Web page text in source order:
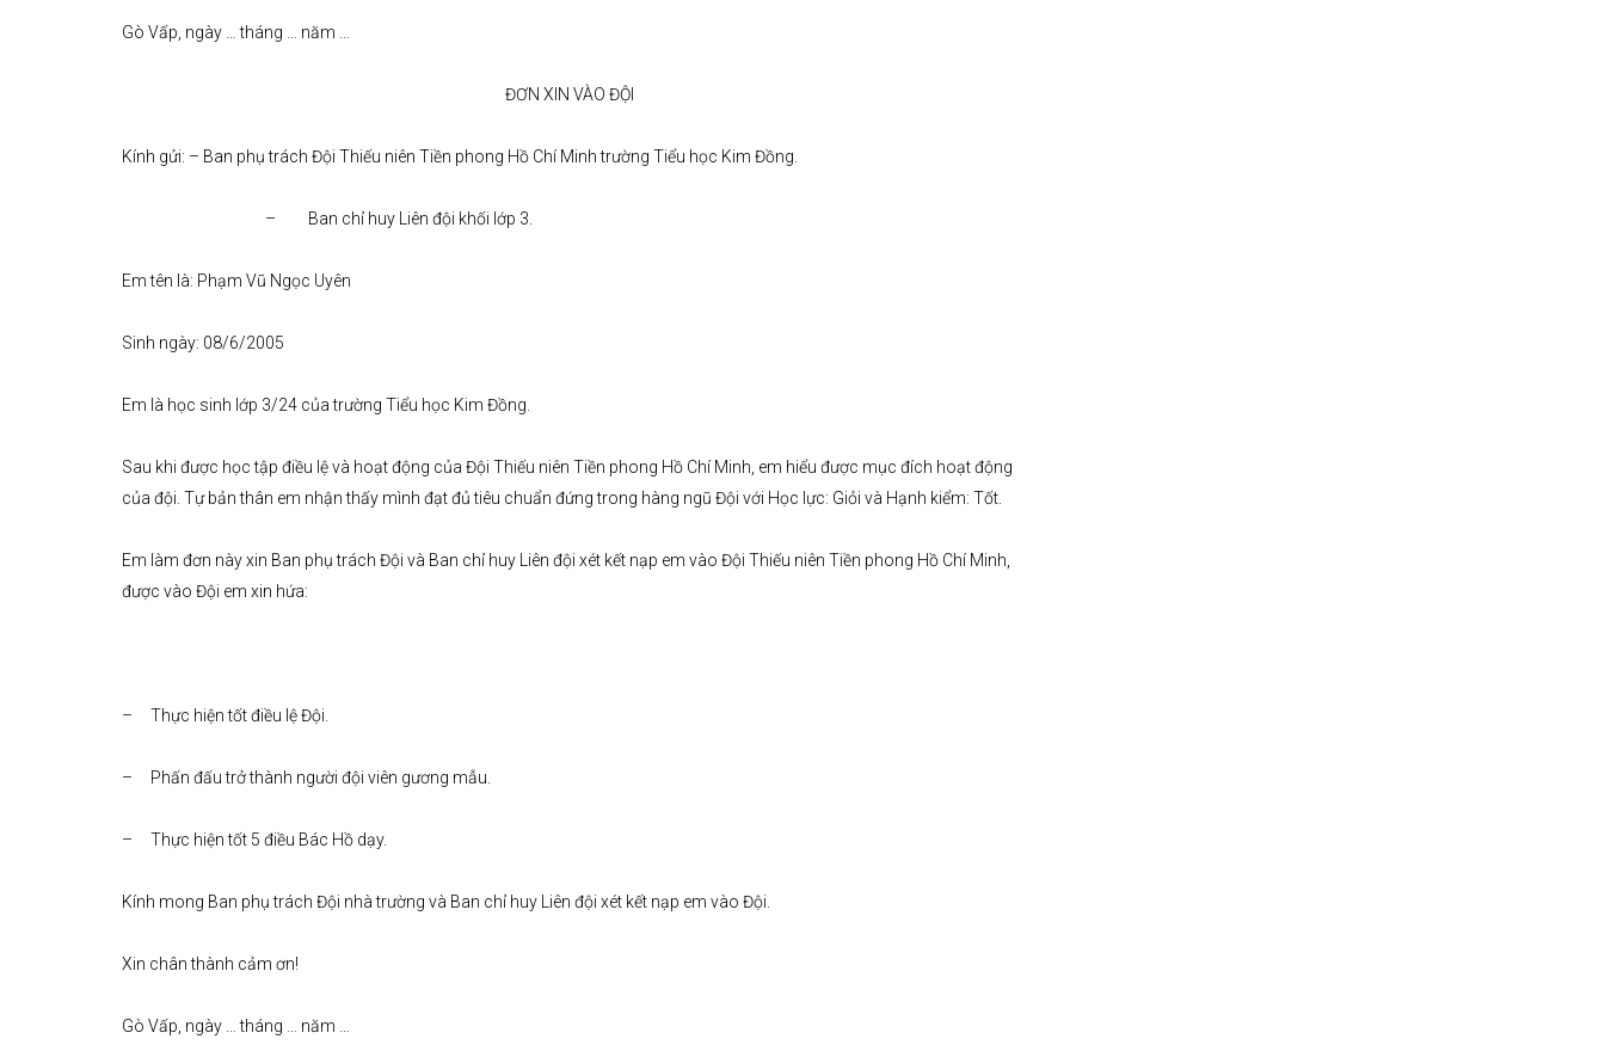
Gò Vấp, ngày … tháng … năm …
ĐƠN XIN VÀO ĐỘI
Kính gửi: – Ban phụ trách Đội Thiếu niên Tiền phong Hồ Chí Minh trường Tiểu học Kim Đồng.
– Ban chỉ huy Liên đội khối lớp 3.
Em tên là: Phạm Vũ Ngọc Uyên
Sinh ngày: 08/6/2005
Em là học sinh lớp 3/24 của trường Tiểu học Kim Đồng.
Sau khi được học tập điều lệ và hoạt động của Đội Thiếu niên Tiền phong Hồ Chí Minh, em hiểu được mục đích hoạt động
của đội. Tự bản thân em nhận thấy mình đạt đủ tiêu chuẩn đứng trong hàng ngũ Đội với Học lực: Giỏi và Hạnh kiểm: Tốt.
Em làm đơn này xin Ban phụ trách Đội và Ban chỉ huy Liên đội xét kết nạp em vào Đội Thiếu niên Tiền phong Hồ Chí Minh,
được vào Đội em xin hứa:
– Thực hiện tốt điều lệ Đội.
– Phấn đấu trở thành người đội viên gương mẫu.
– Thực hiện tốt 5 điều Bác Hồ dạy.
Kính mong Ban phụ trách Đội nhà trường và Ban chỉ huy Liên đội xét kết nạp em vào Đội.
Xin chân thành cảm ơn!
Gò Vấp, ngày … tháng … năm …